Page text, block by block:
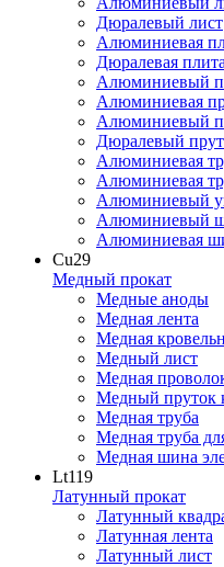
Дюралевый лист
Алюминиевая
Дюралевая плита
Алюминиевый
Алюминиевая
Алюминиевый
Дюралевый
Алюминиевая
Алюминиевая
Алюминиевый
Алюминиевый
Алюминиевая
Cu29
Медный прокат
Медные аноды
Медная лента
Медная
Медный лист
Медная
Медный пруток
Медная труба
Медная труба
Медная шина
Lt119
Латунный прокат
Латунный
Латунная лента
Латунный лист